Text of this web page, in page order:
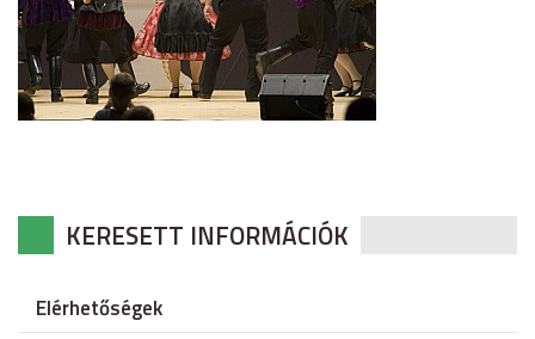
KERESETT INFORMÁCIÓK
Elérhetőségek